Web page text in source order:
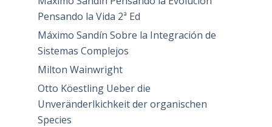
Pensando la Vida 2ª Ed
Máximo Sandín Sobre la Integración de
Sistemas Complejos
Milton Wainwright
Otto Köestling Ueber die
Unveränderlkichkeit der organischen
Species